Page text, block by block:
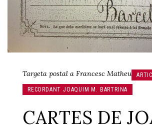
Targeta postal a Francesc Matheu
RECORDANT JOAQUIM M. BARTRINA
CARTES DE